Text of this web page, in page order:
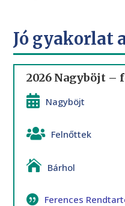
Jó gyakorlat
2026 Nagyböjt –
Nagyböjt
Felnőttek
Bárhol
Ferences